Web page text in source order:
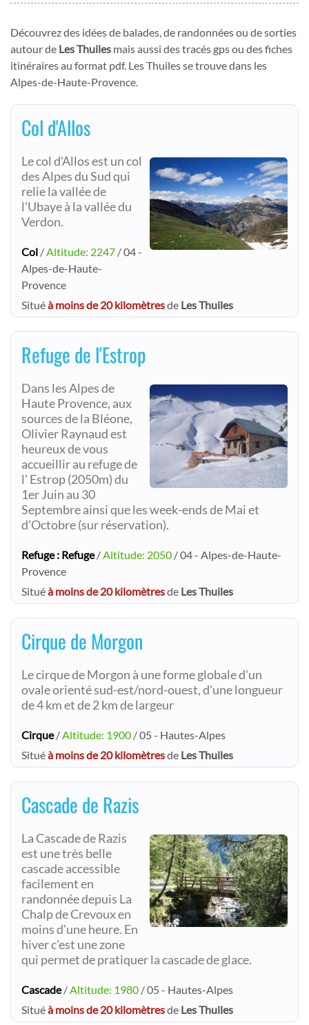
Découvrez des idées de balades, de randonnées ou de sorties
autour de Les Thuiles mais aussi des tracés gps ou des fiches
itinéraires au format pdf. Les Thuiles se trouve dans les
Alpes-de-Haute-Provence.
Col d'Allos
Le col d'Allos est un col
des Alpes du Sud qui
relie la vallée de
l'Ubaye à la vallée du
Verdon.
Col /Altitude: 2247 / 04 -
Alpes-de-Haute-
Provence
Situéà moins de 20 kilomètresde Les Thuiles
Refuge de l'Estrop
Dans les Alpes de
Haute Provence, aux
sources de la Bléone,
Olivier Raynaud est
heureux de vous
accueillir au refuge de
l' Estrop (2050m) du
1er Juin au 30
Septembre ainsi que les week-ends de Mai et
d'Octobre (sur réservation).
Refuge : Refuge/Altitude: 2050 / 04 - Alpes-de-Haute-
Provence
Situéà moins de 20 kilomètresde Les Thuiles
Cirque de Morgon
Le cirque de Morgon à une forme globale d'un
ovale orienté sud-est/nord-ouest, d'une longueur
de 4 km et de 2 km de largeur
Cirque/Altitude: 1900 / 05 - Hautes-Alpes
Situéà moins de 20 kilomètresde Les Thuiles
Cascade de Razis
La Cascade de Razis
est une très belle
cascade accessible
facilement en
randonnée depuis La
Chalp de Crevoux en
moins d'une heure. En
hiver c'est une zone
qui permet de pratiquer la cascade de glace.
Cascade/Altitude: 1980 / 05 - Hautes-Alpes
Situéà moins de 20 kilomètresde Les Thuiles